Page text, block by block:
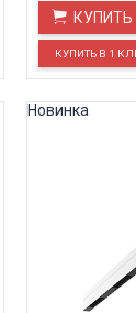
КУПИТЬ
Новинка